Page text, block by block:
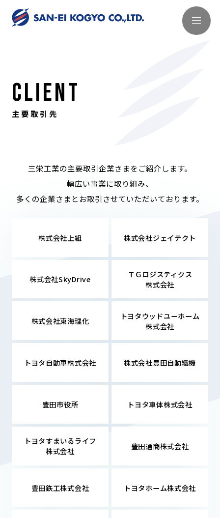
CLIENT
主要取引先
三栄工業の主要取引企業さまをご紹介します。
幅広い事業に取り組み、
多くの企業さまとお取引させていただいております。
株式会社上組 株式会社ジェイテクト
株式会社SkyDrive
ＴＧロジスティクス
株式会社
株式会社東海理化
トヨタウッドユーホーム
株式会社
トヨタ自動車株式会社 株式会社豊田自動織機
豊田市役所 トヨタ車体株式会社
トヨタすまいるライフ
株式会社
豊田通商株式会社
豊田鉃工株式会社 トヨタホーム株式会社